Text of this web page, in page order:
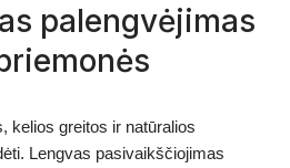
palengvėjimas
kelios greitos ir natūralios
Lengvas pasivaikščiojimas